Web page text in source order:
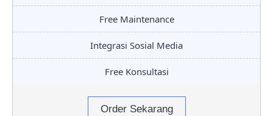
Free Maintenance
Integrasi Sosial Media
Free Konsultasi
Order Sekarang